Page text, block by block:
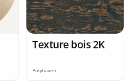
Texture bois 2K
Polyhaven